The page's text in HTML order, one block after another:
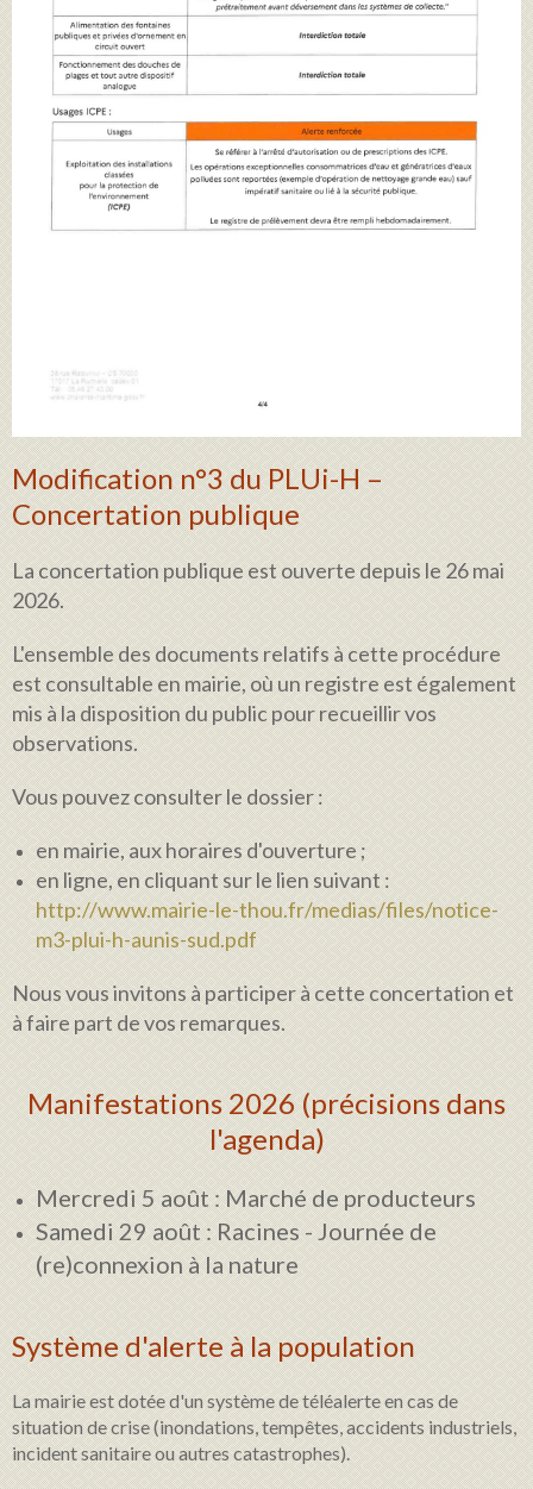
Modification n°3 du PLUi-H –
Concertation publique
La concertation publique est ouverte depuis le 26 mai
2026.
L'ensemble des documents relatifs à cette procédure
est consultable en mairie, où un registre est également
mis à la disposition du public pour recueillir vos
observations.
Vous pouvez consulter le dossier :
en mairie, aux horaires d'ouverture ;
en ligne, en cliquant sur le lien suivant :
http://www.mairie-le-thou.fr/medias/files/notice-
m3-plui-h-aunis-sud.pdf
Nous vous invitons à participer à cette concertation et
à faire part de vos remarques.
Manifestations 2026 (précisions dans
l'agenda)
Mercredi 5 août : Marché de producteurs
Samedi 29 août : Racines - Journée de
(re)connexion à la nature
Système d'alerte à la population
La mairie est dotée d'un système de téléalerte en cas de
situation de crise (inondations, tempêtes, accidents industriels,
incident sanitaire ou autres catastrophes).